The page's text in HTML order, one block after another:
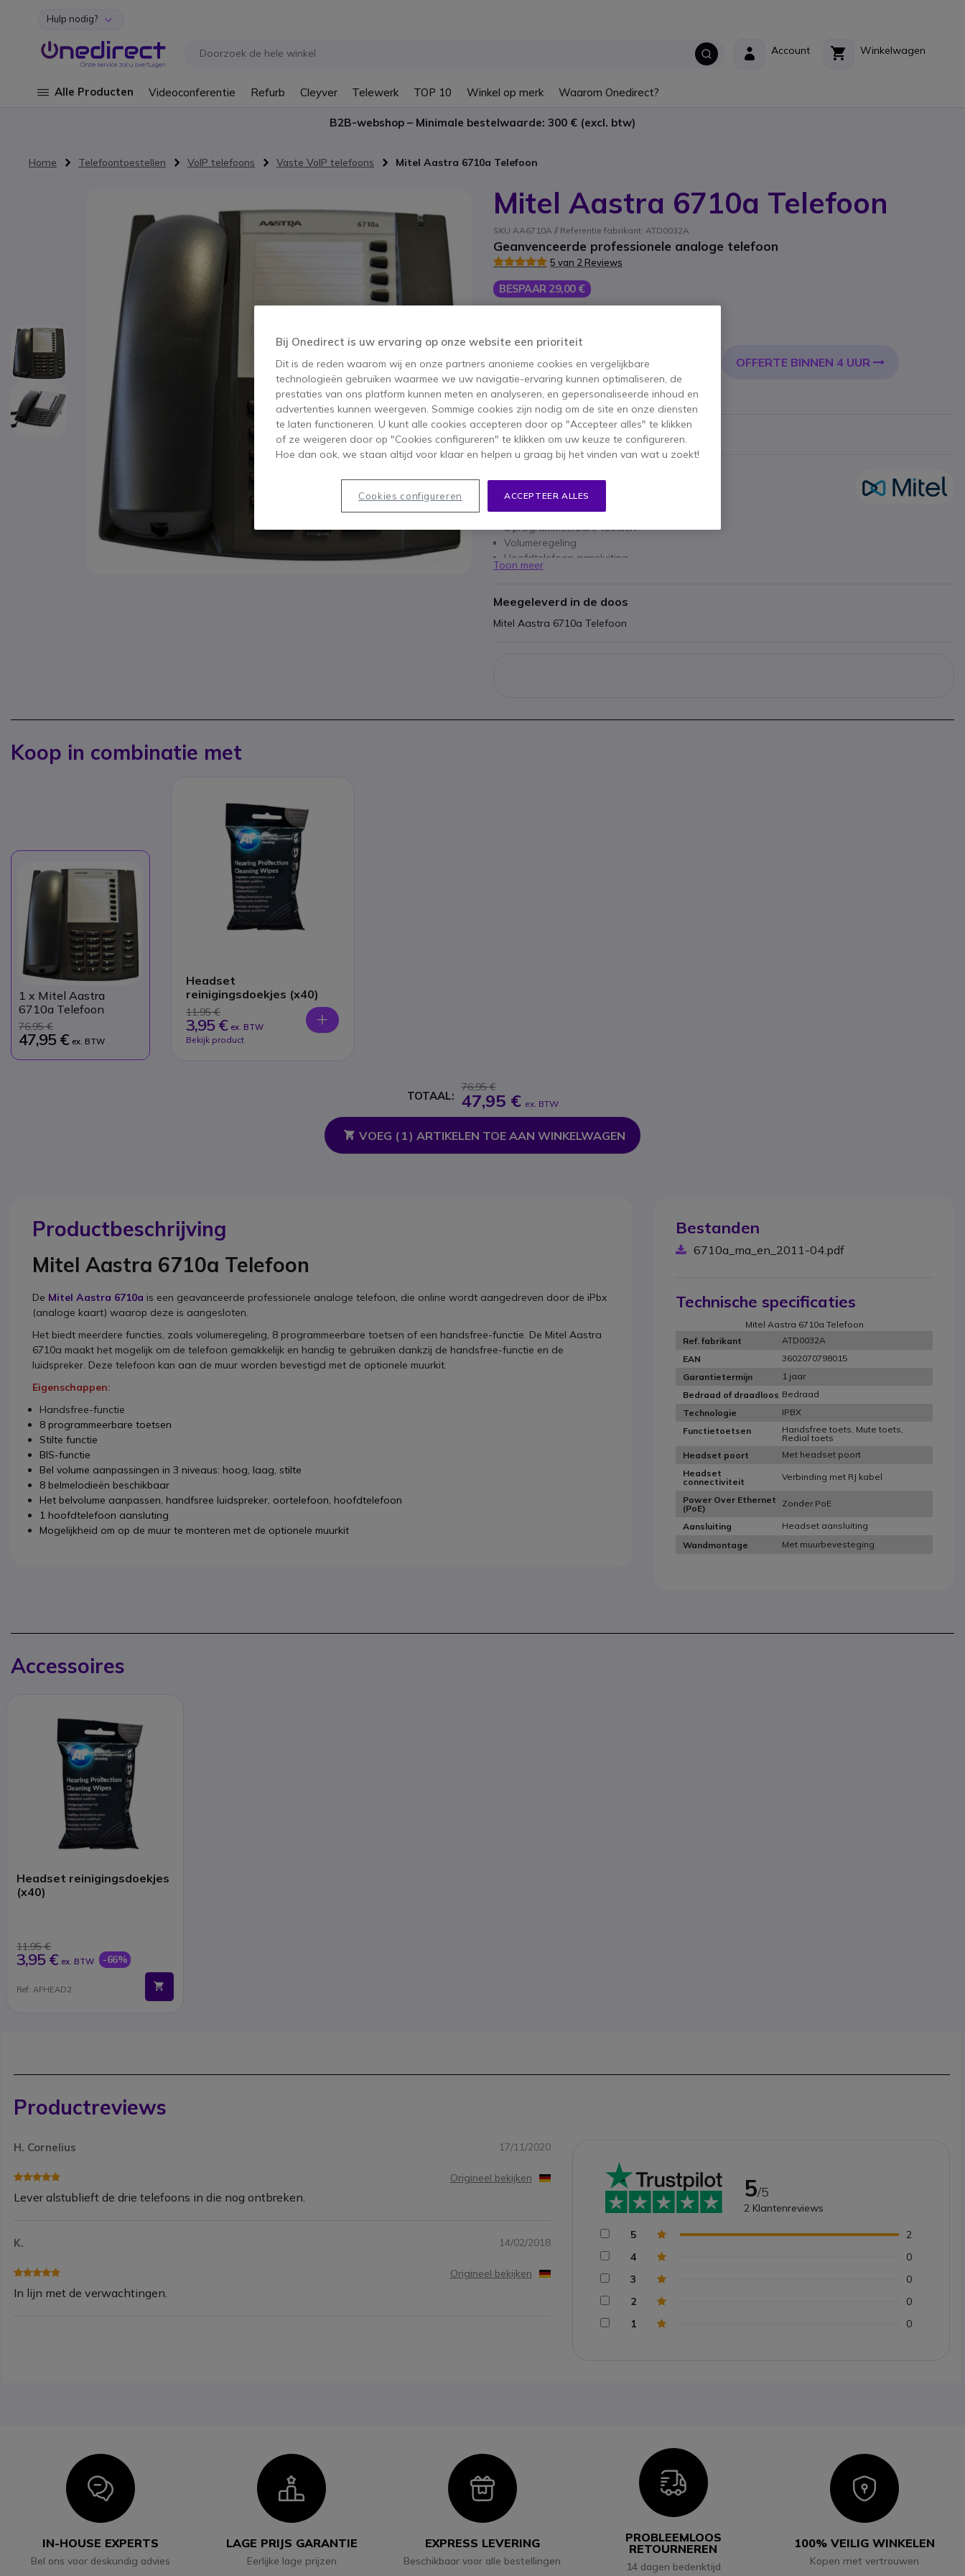
Ga naar de inhoud
Hulp nodig?
Winkelwagen
Account
Alle Producten Videoconferentie Refurb Cleyver Telewerk TOP 10 Winkel op merk Waarom Onedirect?
B2B-webshop – Minimale bestelwaarde: 300 € (excl. btw)
Home Telefoontoestellen VoIP telefoons Vaste VoIP telefoons Mitel Aastra 6710a Telefoon
Mitel Aastra 6710a Telefoon
SKU AA6710A // Referentie fabrikant: ATD0032A
Geanvenceerde professionele analoge telefoon
5 van 2 Reviews
BESPAAR 29,00 €
76,95 €
IN WINKELWAGEN OFFERTE BINNEN 4 UUR
Niet op voorraad
1 jaar Fabrieksgarantie
Analoge telefoon
Handsfree-functie
8 programmeerbare toetsen
Volumeregeling
Hoofdtelefoon aansluiting
Garantie: 1 jaar
Toon meer
Meegeleverd in de doos
Mitel Aastra 6710a Telefoon
Koop in combinatie met
1 x Mitel Aastra
6710a Telefoon
76,95 €
47,95 € ex. BTW
Headset
reinigingsdoekjes (x40)
11,95 €
3,95 € ex. BTW
Bekijk product
TOTAAL:
76,95 €
47,95 € ex. BTW
VOEG ( 1) ARTIKELEN TOE AAN WINKELWAGEN
Productbeschrijving
Mitel Aastra 6710a Telefoon
De Mitel Aastra 6710a is een geavanceerde professionele analoge telefoon, die online wordt aangedreven door de iPbx
(analoge kaart) waarop deze is aangesloten.
Het biedt meerdere functies, zoals volumeregeling, 8 programmeerbare toetsen of een handsfree-functie. De Mitel Aastra
6710a maakt het mogelijk om de telefoon gemakkelijk en handig te gebruiken dankzij de handsfree-functie en de
luidspreker. Deze telefoon kan aan de muur worden bevestigd met de optionele muurkit.
Eigenschappen:
Handsfree-functie
8 programmeerbare toetsen
Stilte functie
BIS-functie
Bel volume aanpassingen in 3 niveaus: hoog, laag, stilte
8 belmelodieën beschikbaar
Het belvolume aanpassen, handfsree luidspreker, oortelefoon, hoofdtelefoon
1 hoofdtelefoon aansluting
Mogelijkheid om op de muur te monteren met de optionele muurkit
Bestanden
6710a_ma_en_2011-04.pdf
Technische specificaties
Mitel Aastra 6710a Telefoon
Ref. fabrikant
ATD0032A
EAN
3602070798015
Garantietermijn
1 jaar
Bedraad of draadloos Bedraad
Technologie
IPBX
Functietoetsen
Handsfree toets, Mute toets,
Redial toets
Headset poort
Met headset poort
Headset
connectiviteit
Verbinding met RJ kabel
Power Over Ethernet
(PoE)
Zonder PoE
Aansluiting
Headset aansluiting
Wandmontage
Met muurbevesteging
Accessoires
Headset reinigingsdoekjes
(x40)
11,95 €
3,95 € ex. BTW -66%
Ref: AFHEAD2
Productreviews
H. Cornelius 17/11/2020
Lever alstublieft de drie telefoons in die nog ontbreken.
Origineel bekijken
K. 14/02/2018
In lijn met de verwachtingen.
Origineel bekijken
5/5
2 Klantenreviews
5
2
4
0
3
0
2
0
1
0
Icon
IN-HOUSE EXPERTS
Bel ons voor deskundig advies
Icon
LAGE PRIJS GARANTIE
Eerlijke lage prijzen
Icon
EXPRESS LEVERING
Beschikbaar voor alle bestellingen
Icon
PROBLEEMLOOS
RETOURNEREN
14 dagen bedenktijd
Icon
100% VEILIG WINKELEN
Kopen met vertrouwen
Bij Onedirect is uw ervaring op onze website een prioriteit
Dit is de reden waarom wij en onze partners anonieme cookies en vergelijkbare
technologieën gebruiken waarmee we uw navigatie-ervaring kunnen optimaliseren, de
prestaties van ons platform kunnen meten en analyseren, en gepersonaliseerde inhoud en
advertenties kunnen weergeven. Sommige cookies zijn nodig om de site en onze diensten
te laten functioneren. U kunt alle cookies accepteren door op "Accepteer alles" te klikken
of ze weigeren door op "Cookies configureren" te klikken om uw keuze te configureren.
Hoe dan ook, we staan altijd voor klaar en helpen u graag bij het vinden van wat u zoekt!
ACCEPTEER ALLES
Cookies configureren